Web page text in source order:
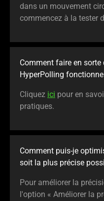
dans un mouvement
commencez à la tester
Comment faire en
HyperPolling
Cliquez ici pour en
pratiques.
Comment puis-je
soit la plus précise
Pour améliorer la
l'option « Améliorer la